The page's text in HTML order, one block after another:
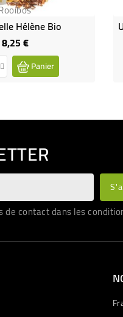
Hélène Bio
8,25 €Prix
Panier
contact dans les